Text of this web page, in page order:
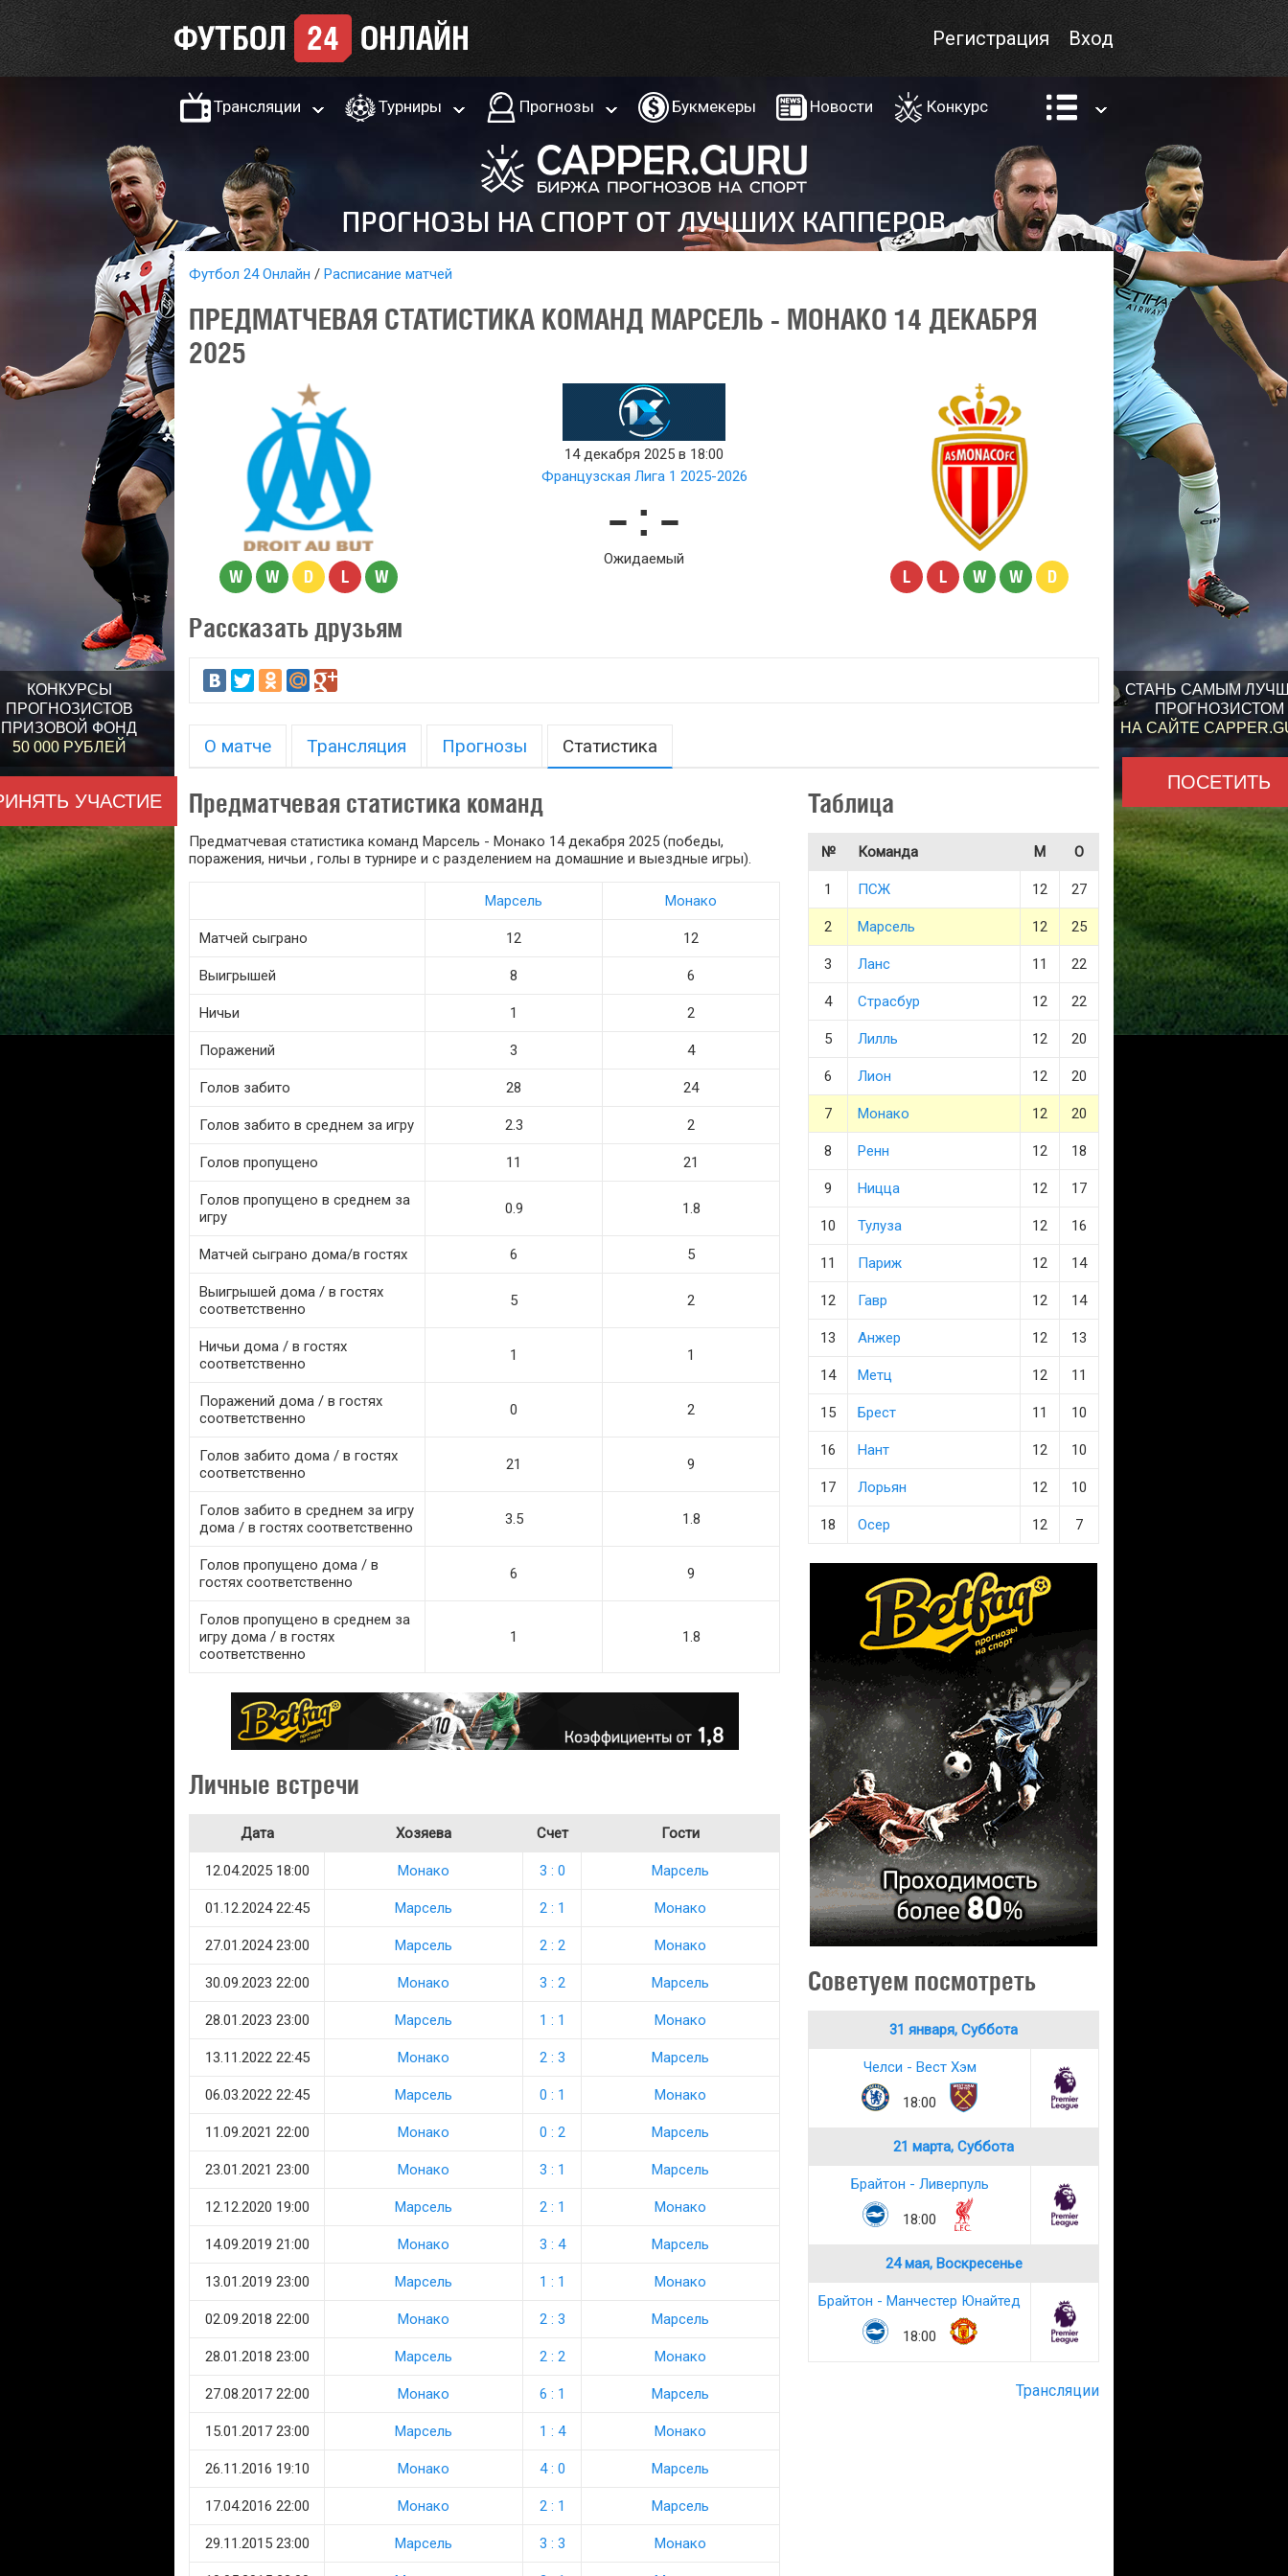
КОНКУРСЫ
ПРОГНОЗИСТОВ
ПРИЗОВОЙ ФОНД
50 000 РУБЛЕЙ
УЧАСТИЕ
СТАНЬ САМЫМ
ПРОГНОЗИСТОМ
НА САЙТЕ
ПОСЕТИТЬ
Вход
Регистрация
Трансляции Турниры Прогнозы Букмекеры Новости Конкурс
Футбол 24 Онлайн Расписание матчей
ПРЕДМАТЧЕВАЯ СТАТИСТИКА КОМАНД МАРСЕЛЬ - МОНАКО 14 ДЕКАБРЯ
2025
W W D L W
14 декабря 2025 в 18:00
Французская Лига 1 2025-2026
– : –
Ожидаемый
L L W W D
Рассказать друзьям
О матче Трансляция Прогнозы Статистика
Предматчевая статистика команд
Предматчевая статистика команд Марсель - Монако 14 декабря 2025 (победы,
поражения, ничьи , голы в турнире и с разделением на домашние и выездные игры).
Марсель Монако
Матчей сыграно 12 12
Выигрышей 8 6
Ничьи 1 2
Поражений 3 4
Голов забито 28 24
Голов забито в среднем за игру 2.3 2
Голов пропущено 11 21
Голов пропущено в среднем за
игру
0.9 1.8
Матчей сыграно дома/в гостях 6 5
Выигрышей дома / в гостях
соответственно
5 2
Ничьи дома / в гостях
соответственно
1 1
Поражений дома / в гостях
соответственно
0 2
Голов забито дома / в гостях
соответственно
21 9
Голов забито в среднем за игру
дома / в гостях соответственно
3.5 1.8
Голов пропущено дома / в
гостях соответственно
6 9
Голов пропущено в среднем за
игру дома / в гостях
соответственно
1 1.8
Личные встречи
Дата Хозяева Счет Гости
12.04.2025 18:00 Монако 3 : 0 Марсель
01.12.2024 22:45 Марсель 2 : 1 Монако
27.01.2024 23:00 Марсель 2 : 2 Монако
30.09.2023 22:00 Монако 3 : 2 Марсель
28.01.2023 23:00 Марсель 1 : 1 Монако
13.11.2022 22:45 Монако 2 : 3 Марсель
06.03.2022 22:45 Марсель 0 : 1 Монако
11.09.2021 22:00 Монако 0 : 2 Марсель
23.01.2021 23:00 Монако 3 : 1 Марсель
12.12.2020 19:00 Марсель 2 : 1 Монако
14.09.2019 21:00 Монако 3 : 4 Марсель
13.01.2019 23:00 Марсель 1 : 1 Монако
02.09.2018 22:00 Монако 2 : 3 Марсель
28.01.2018 23:00 Марсель 2 : 2 Монако
27.08.2017 22:00 Монако 6 : 1 Марсель
15.01.2017 23:00 Марсель 1 : 4 Монако
26.11.2016 19:10 Монако 4 : 0 Марсель
17.04.2016 22:00 Монако 2 : 1 Марсель
29.11.2015 23:00 Марсель 3 : 3 Монако
Таблица
№ Команда М О
1 ПСЖ 12 27
2 Марсель 12 25
3 Ланс 11 22
4 Страсбур 12 22
5 Лилль 12 20
6 Лион 12 20
7 Монако 12 20
8 Ренн 12 18
9 Ницца 12 17
10 Тулуза 12 16
11 Париж 12 14
12 Гавр 12 14
13 Анжер 12 13
14 Метц 12 11
15 Брест 11 10
16 Нант 12 10
17 Лорьян 12 10
18 Осер 12 7
Советуем посмотреть
31 января, Суббота
Челси - Вест Хэм
18:00
21 марта, Суббота
Брайтон - Ливерпуль
18:00
24 мая, Воскресенье
Брайтон - Манчестер Юнайтед
18:00
Трансляции